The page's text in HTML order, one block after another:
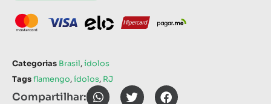
Categorias Brasil,ídolos
Tagsflamengo,ídolos, RJ
Compartilhar: